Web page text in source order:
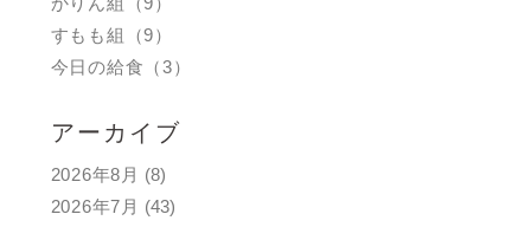
すもも組（9）
今日の給食（3）
アーカイブ
2026年8月 (8)
2026年7月 (43)